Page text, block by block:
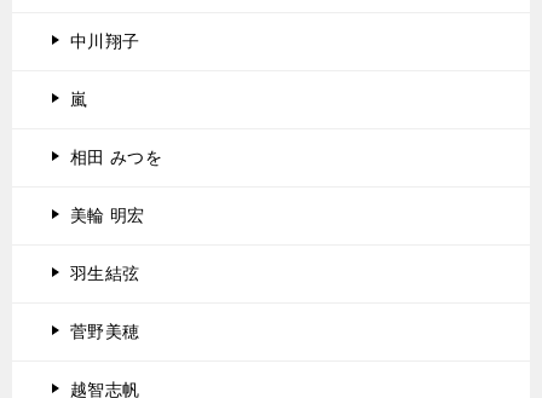
中川翔子
嵐
相田 みつを
美輪 明宏
羽生結弦
菅野美穂
越智志帆